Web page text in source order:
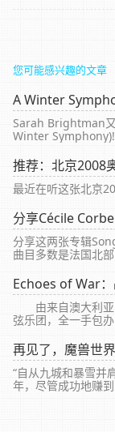
您可能感兴趣的文章
A Winter
Sarah Brightman
Winter Symphony)!
推荐：北京2008
最近在听这张北京
分享Cécile
分享这两张专辑
曲目多数是法国北
Echoes of War
由来自澳大利亚
弦乐团，全一手包
界》及《暗黑...
再见了，魔兽世界
“自从九城和暴雪并
年，尽管成功地赚